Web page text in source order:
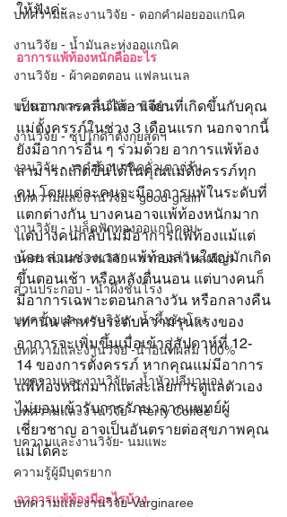
บทความและงานวิจัย - ดอกคำฝอยออแกนิค
งานวิจัย - น้ำมันละหุ่งออแกนิค
งานวิจัย - ผ้าคอตตอน แฟลนเนล
บทความและงานวิจัย - ขิงดำ
งานวิจัย - ซุปไก่ดำตังกุยสดฯ
งานวิจัย - งาดำออแกนิคคั่วเตาถ่าน
บทความและงานวิจัย - good-grain
งานวิจัย - เมล็ดฟักทองออแกนิคอบ
บทความและงานวิจัย - รากปลาไหลเผือก
ส่วนประกอบ - น้ำผึ้งชันโรง
บทความและงานวิจัย - น้ำผึ้งชันโรง
บทความและงานวิจัย -น้ำอินทผลัม 100%
บทความและงานวิจัย - น้ำหัวปลีมามอง
บทความและงานวิจัย - Ferty Coffee
บความและงานวิจัย- นมแพะ
ความรู้ผู้มีบุตรยาก
บทความและงานวิจัย-Varginaree
ให้ฟังค่ะ
อาการแพ้ท้องหนักคืออะไร
เป็นอาการคลื่นไส้อาเจียนที่เกิดขึ้นกับคุณ
แม่ตั้งครรภ์ในช่วง 3 เดือนแรก นอกจากนี้
ยังมีอาการอื่น ๆ ร่วมด้วย อาการแพ้ท้อง
สามารถเกิดขึ้นได้ในคุณแม่ตั้งครรภ์ทุก
คน โดยแต่ละคนจะมีอาการแพ้ในระดับที่
แตกต่างกัน บางคนอาจแพ้ท้องหนักมาก
แต่บางคนกลับไม่มีอาการแพ้ท้องแม้แต่
น้อย ส่วนช่วงเวลาแพ้ท้องส่วนใหญ่มักเกิด
ขึ้นตอนเช้า หรือหลังตื่นนอน แต่บางคนก็
มีอาการเฉพาะตอนกลางวัน หรือกลางคืน
เท่านั้น สำหรับระดับความรุนแรงของ
อาการจะเพิ่มขึ้นเมื่อเข้าสู่สัปดาห์ที่ 12-
14 ของการตั้งครรภ์ หากคุณแม่มีอาการ
แพ้ท้องหนักมากแต่ละเลยการดูแลตัวเอง
ไม่ยอมเข้ารับการรักษาจากแพทย์ผู้
เชี่ยวชาญ อาจเป็นอันตรายต่อสุขภาพคุณ
แม่ได้ค่ะ
อาการแพ้ท้องมีอะไรบ้าง